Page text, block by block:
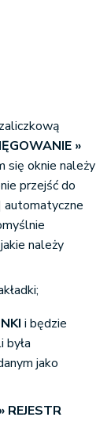
»
się oknie należy
przejść do
automatyczne
należy
i będzie
była
jako
» REJESTR